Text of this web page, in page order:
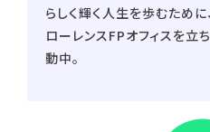
らしく輝く人生を歩むため
ローレンスFPオフィスを立
動中。